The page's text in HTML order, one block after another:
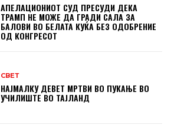
АПЕЛАЦИОНИОТ СУД ПРЕСУДИ ДЕКА
ТРАМП НЕ МОЖЕ ДА ГРАДИ САЛА ЗА
БАЛОВИ ВО БЕЛАТА КУЌА БЕЗ ОДОБРЕНИЕ
ОД КОНГРЕСОТ
СВЕТ
НАЈМАЛКУ ДЕВЕТ МРТВИ ВО ПУКАЊЕ ВО
УЧИЛИШТЕ ВО ТАЈЛАНД